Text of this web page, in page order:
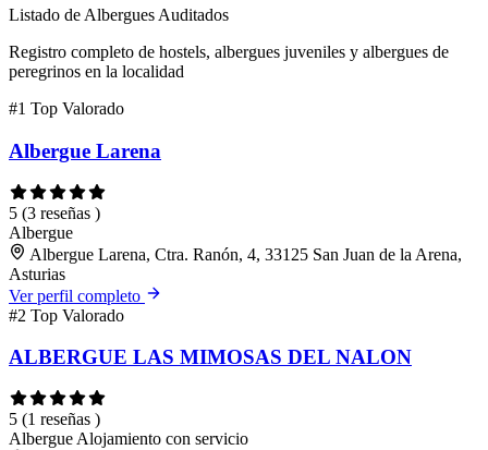
Listado de Albergues Auditados
Registro completo de hostels, albergues juveniles y albergues de
peregrinos en la localidad
#1 Top Valorado
Albergue Larena
5 (3 reseñas )
Albergue
Albergue Larena, Ctra. Ranón, 4, 33125 San Juan de la Arena,
Asturias
Ver perfil completo
#2 Top Valorado
ALBERGUE LAS MIMOSAS DEL NALON
5 (1 reseñas )
Albergue Alojamiento con servicio